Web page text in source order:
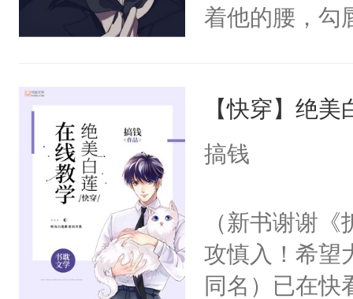
着他的腰，勾
来，给老公
用力——为你
【快穿】绝
搞钱
（新书谢谢
攻慎入！希望
同名）已在快